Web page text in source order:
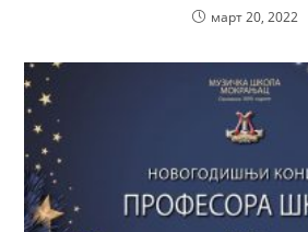
март 20, 2022